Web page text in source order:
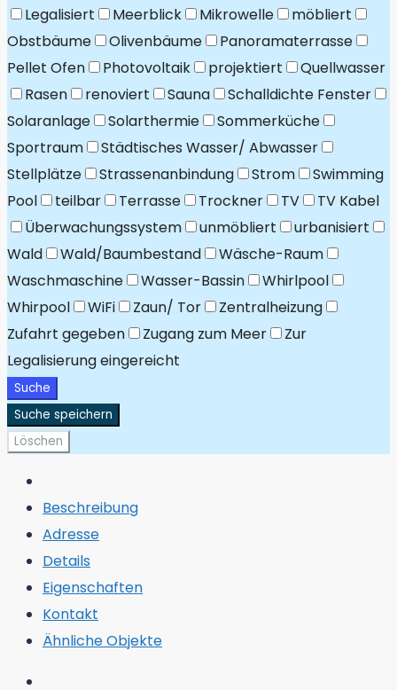
Legalisiert
Meerblick Mikrowelle
möbliert
Obstbäume
Olivenbäume
Panoramaterrasse
Pellet Ofen
Photovoltaik projektiert
Quellwasser
Rasen
renoviert Sauna
Schalldichte Fenster
Solaranlage
Solarthermie
Sommerküche
Sportraum
Städtisches Wasser/ Abwasser
Stellplätze
Strassenanbindung Strom
Swimming
Pool
teilbar Terrasse Trockner TV
TV Kabel
Überwachungssystem
unmöbliert
urbanisiert
Wald
Wald/Baumbestand
Wäsche-Raum
Waschmaschine
Wasser-Bassin
Whirlpool
Whirpool
WiFi Zaun/ Tor
Zentralheizung
Zufahrt gegeben
Zugang zum Meer
Zur
Legalisierung eingereicht
Suche
Suche speichern
Löschen
Beschreibung
Adresse
Details
Eigenschaften
Kontakt
Ähnliche Objekte